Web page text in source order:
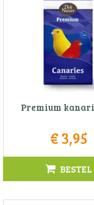
Premium
€3,95
BESTEL